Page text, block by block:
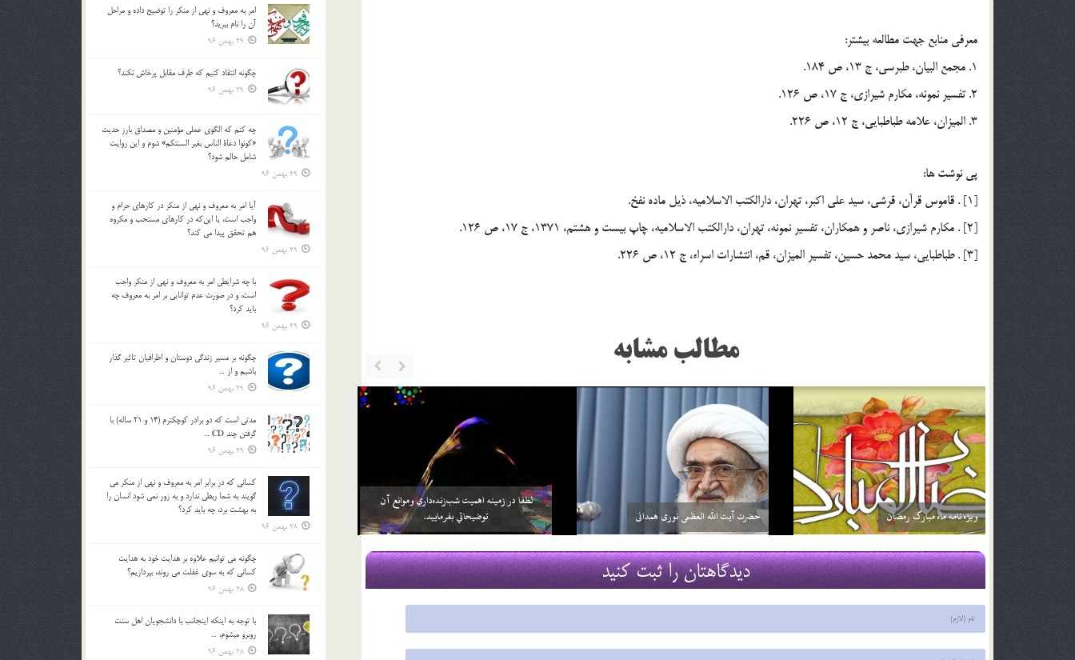
معرفي منابع جهت مطالعه بيشتر:
1. مجمع البيان، طبرسي، ج 13، ص 184.
2. تفسير نمونه، مكارم شيرازي، ج 17، ص 126.
3. الميزان، علامه طباطبايي، ج 12، ص 226.
پي نوشت ها:
[1] . قاموس قرآن، قرشي، سيد علي اكبر، تهران، دارالكتب الاسلاميه، ذيل ماده نفخ.
[2] . مكارم شيرازي، ناصر و همكاران، تفسير نمونه، تهران، دارالكتب الاسلاميه، چاپ بيست و هشتم، 1371، ج 17، ص 126.
[3] . طباطبايي، سيد محمد حسين، تفسير الميزان، قم، انتشارات اسراء، ج 12، ص 226.
مطالب مشابه
اگر تأثير ترجمه قرآن براي من بيشتر باشد آيا مي توانم
فقط ترجمه آن را بخوانم؟ آيا اشكالي ندارد؟
2 اسفند 96
خداوند نمي‌خواهد بيش از واجبات خودش، چيزي را
بر خود واجب كني…
2 اسفند 96
سلامي كه بعد از اتمام نماز به 3 امام داده مي‌شود منشأ
آن چيست؟
2 اسفند 96
دیدگاهتان را ثبت کنید
امر به معروف و نهي از منكر را توضيح داده و مراحل
آن را نام ببريد؟
29 بهمن 96
چگونه انتقاد كنيم كه طرف مقابل پرخاش نكند؟
29 بهمن 96
چه كنم كه الگوي عملي مؤمنين و مصداق بارز حديث
«كونوا دعاة الناس بغير السنتكم» شوم و اين روايت
شامل حالم شود؟
29 بهمن 96
آيا امر به معروف و نهي از منكر در كارهاي حرام و
واجب است، يا اين‌كه در كارهاي مستحب و مكروه
هم تحقق پيدا مي كند؟
29 بهمن 96
با چه شرايطي امر به معروف و نهي از منکر واجب
است، و در صورت عدم توانايي بر امر به معروف چه
بايد کرد؟
29 بهمن 96
چگونه بر مسير زندگي دوستان و اطرافيان تاثير گذار
باشيم و از …
29 بهمن 96
مدتي است كه دو برادر كوچكترم (14 و 21 ساله) با
گرفتن چند CD …
29 بهمن 96
كساني كه در برابر امر به معروف و نهي از منكر مي
گويند به شما ربطي ندارد و به زور نمي شود انسان را
به بهشت برد، چه بايد كرد؟
28 بهمن 96
چگونه مي توانيم علاوه بر هدايت خود به هدايت
كساني كه به سوي غفلت مي روند، بپردازيم؟
28 بهمن 96
با توجه به اينكه اينجانب با دانشجويان اهل سنت
روبرو مي‎شوم، …
28 بهمن 96